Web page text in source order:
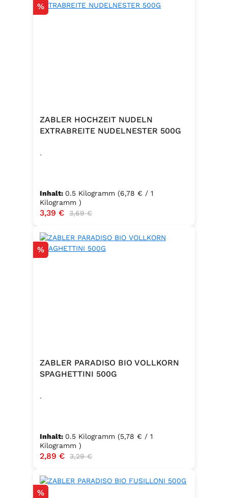
Rabatt
%
ZABLER HOCHZEIT NUDELN
EXTRABREITE NUDELNESTER 500G
.
Inhalt: 0.5 Kilogramm (6,78 € / 1
Kilogramm )
Verkaufspreis:
3,39 € Regulärer Preis:
3,69 €
Rabatt
%
ZABLER PARADISO BIO VOLLKORN
SPAGHETTINI 500G
.
Inhalt: 0.5 Kilogramm (5,78 € / 1
Kilogramm )
Verkaufspreis:
2,89 € Regulärer Preis:
3,29 €
Rabatt
%